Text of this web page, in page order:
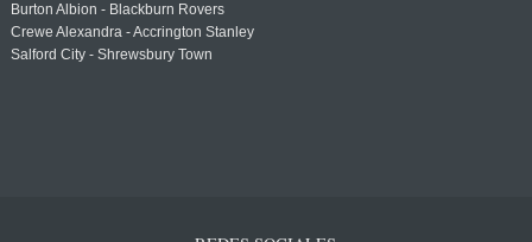
Burton Albion - Blackburn Rovers
Crewe Alexandra - Accrington Stanley
Salford City - Shrewsbury Town